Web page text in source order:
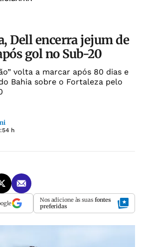
Dell encerra jejum de
gol no Sub-20
volta a marcar após 80 dias e
Bahia sobre o Fortaleza pelo
h
Nos adicione às suas fontes
preferidas